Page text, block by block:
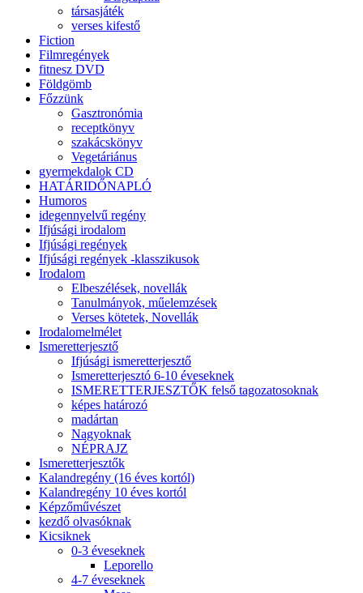
társasjáték
verses kifestő
Fiction
Filmregények
fitnesz DVD
Földgömb
Főzzünk
Gasztronómia
receptkönyv
szakácskönyv
Vegetáriánus
gyermekdalok CD
HATÁRIDŐNAPLÓ
Humoros
idegennyelvű regény
Ifjúsági irodalom
Ifjúsági regények
Ifjúsági regények -klasszikusok
Irodalom
Elbeszélések, novellák
Tanulmányok, műelemzések
Verses kötetek, Novellák
Irodalomelmélet
Ismeretterjesztő
Ifjúsági ismeretterjesztő
Ismeretterjesztó 6-10 éveseknek
ISMERETTERJESZTŐK felső tagozatosoknak
képes határozó
madártan
Nagyoknak
NÉPRAJZ
Ismeretterjesztők
Kalandregény (16 éves kortól)
Kalandregény 10 éves kortól
Képzőművészet
kezdő olvasóknak
Kicsiknek
0-3 éveseknek
Leporello
4-7 éveseknek